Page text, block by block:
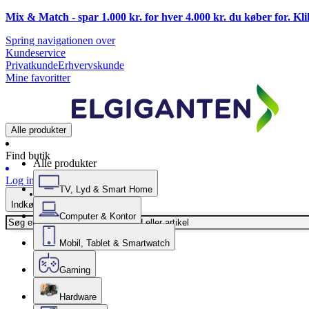
Mix & Match - spar 1.000 kr. for hver 4.000 kr. du køber for.
Spring navigationen over
Kundeservice
PrivatkundeErhvervskunde
Mine favoritter
Alle produkter
Find butik
Log ind
Indkøbskurv
Alle produkter
TV, Lyd & Smart Home
Computer & Kontor
Mobil, Tablet & Smartwatch
Gaming
Hardware